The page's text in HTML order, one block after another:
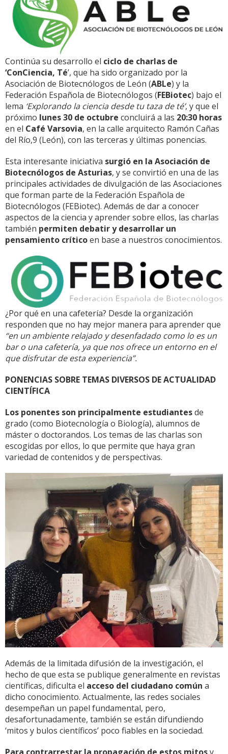
Continúa su desarrollo el ciclo de charlas de
‘ConCiencia, Té’, que ha sido organizado por la
Asociación de Biotecnólogos de León (ABLe) y la
Federación Española de Biotecnólogos (FEBiotec) bajo el
lema ‘Explorando la ciencia desde tu taza de té’, y que el
próximo lunes 30 de octubre concluirá a las 20:30 horas
en el Café Varsovia, en la calle arquitecto Ramón Cañas
del Río,9 (León), con las terceras y últimas ponencias.
Esta interesante iniciativa surgió en la Asociación de
Biotecnólogos de Asturias, y se convirtió en una de las
principales actividades de divulgación de las Asociaciones
que forman parte de la Federación Española de
Biotecnólogos (FEBiotec). Además de dar a conocer
aspectos de la ciencia y aprender sobre ellos, las charlas
también permiten debatir y desarrollar un
pensamiento críticoen base a nuestros conocimientos.
¿Por qué en una cafetería? Desde la organización
responden que no hay mejor manera para aprender que
“en un ambiente relajado y desenfadado como lo es un
bar o una cafetería, ya que nos ofrece un entorno en el
que disfrutar de esta experiencia”.
PONENCIAS SOBRE TEMAS DIVERSOS DE ACTUALIDAD
CIENTÍFICA
Los ponentes son principalmente estudiantesde
grado (como Biotecnología o Biología), alumnos de
máster o doctorandos. Los temas de las charlas son
escogidas por ellos, lo que permite que haya gran
variedad de contenidos y de perspectivas.
Además de la limitada difusión de la investigación, el
hecho de que esta se publique generalmente en revistas
científicas, dificulta el acceso del ciudadano común a
dicho conocimiento. Actualmente, las redes sociales
desempeñan un papel fundamental, pero,
desafortunadamente, también se están difundiendo
‘mitos y bulos científicos’ poco fiables en la sociedad.